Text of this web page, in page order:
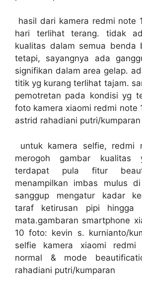
hasil dari kamera redmi note
hari terlihat terang. tidak
kualitas dalam semua benda
tetapi, sayangnya ada
signifikan dalam area gelap.
titik yg kurang terlihat tajam.
pemotretan pada kondisi yg
foto kamera xiaomi redmi note
astrid rahadiani putri/kumparan
untuk kamera selfie, redmi
merogoh gambar
terdapat pula fitur
menampilkan imbas mulus
sanggup mengatur kadar
taraf ketirusan pipi hingga
mata.gambaran smartphone
10 foto: kevin s. kurnianto/
selfie kamera xiaomi
normal & mode
rahadiani putri/kumparan